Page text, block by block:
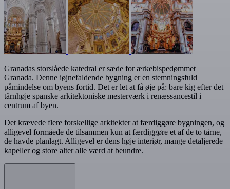
Granadas storslåede katedral er sæde for ærkebispedømmet
Granada. Denne iøjnefaldende bygning er en stemningsfuld
påmindelse om byens fortid. Det er let at få øje på: bare kig efter det
tårnhøje spanske arkitektoniske mesterværk i renæssancestil i
centrum af byen.
Det krævede flere forskellige arkitekter at færdiggøre bygningen, og
alligevel formåede de tilsammen kun at færdiggøre et af de to tårne,
de havde planlagt. Alligevel er dens høje interiør, mange detaljerede
kapeller og store alter alle værd at beundre.